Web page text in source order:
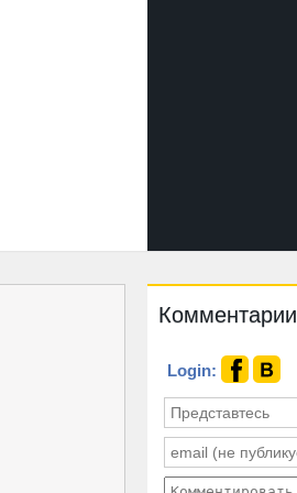
Комментарии
Login: